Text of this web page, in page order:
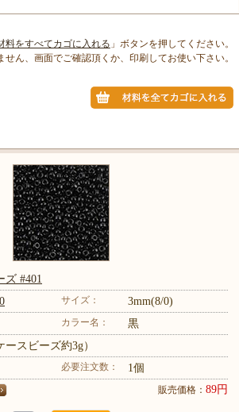
料をすべてカゴに入れる 」ボタンを押してください。
せん、画面でご確認頂くか、印刷してお使い下さい。
ズ #401
サイズ： 3mm(8/0)
カラー名： 黒
ースビーズ約3g）
必要注文数： 1個
販売価格： 89円